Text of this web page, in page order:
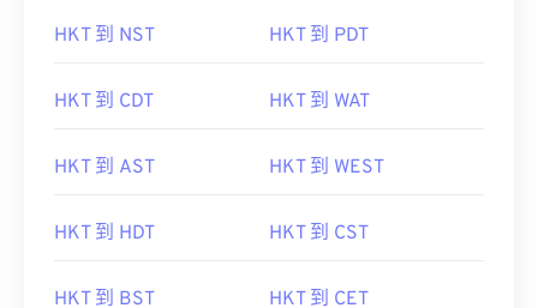
HKT 到 NST HKT 到 PDT
HKT 到 CDT HKT 到 WAT
HKT 到 AST HKT 到 WEST
HKT 到 HDT HKT 到 CST
HKT 到 BST HKT 到 CET